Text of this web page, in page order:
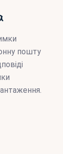
пошту